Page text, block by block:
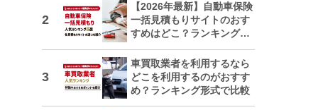
【2026年最新】自動車保険
一括見積もりサイトのおす
すめはどこ？ランキングで
車買取業者を利用するなら
どこを利用するのがおすす
め？ランキング形式で比較